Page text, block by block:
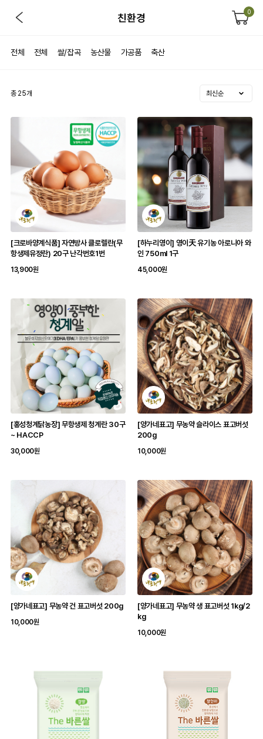
친환경 0
전체 전체 쌀/잡곡 농산물 가공품 축산
총 25개
[크로바양계식품] 자연방사 클로렐란(무
항생제유정란) 20구 난각번호1번
13,900원
[하누리영이] 영이天 유기농 아로니아 와
인 750ml 1구
45,000원
[홍성청계닭농장] 무항생제 청계란 30구
~ HACCP
30,000원
[양가네표고] 무농약 슬라이스 표고버섯
200g
10,000원
[양가네표고] 무농약 건 표고버섯 200g
10,000원
[양가네표고] 무농약 생 표고버섯 1kg/2
kg
10,000원